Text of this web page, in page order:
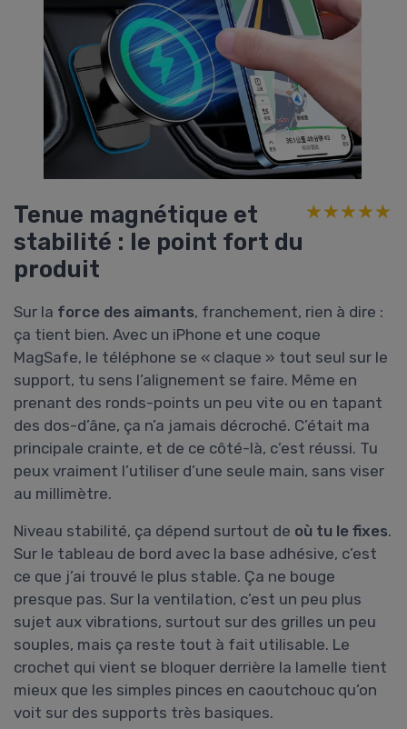
Tenue magnétique et
stabilité : le point fort du
produit
★★★★★
★★★★★
Sur la force des aimants, franchement, rien à dire :
ça tient bien. Avec un iPhone et une coque
MagSafe, le téléphone se « claque » tout seul sur le
support, tu sens l’alignement se faire. Même en
prenant des ronds-points un peu vite ou en tapant
des dos-d’âne, ça n’a jamais décroché. C’était ma
principale crainte, et de ce côté-là, c’est réussi. Tu
peux vraiment l’utiliser d’une seule main, sans viser
au millimètre.
Niveau stabilité, ça dépend surtout de où tu le fixes.
Sur le tableau de bord avec la base adhésive, c’est
ce que j’ai trouvé le plus stable. Ça ne bouge
presque pas. Sur la ventilation, c’est un peu plus
sujet aux vibrations, surtout sur des grilles un peu
souples, mais ça reste tout à fait utilisable. Le
crochet qui vient se bloquer derrière la lamelle tient
mieux que les simples pinces en caoutchouc qu’on
voit sur des supports très basiques.